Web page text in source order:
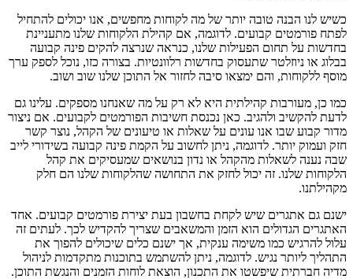
כשיש לנו הבנה טובה יותר של מה לקוחות מחפשים, אנו יכולים להתחיל
לפתח פורמטים קבועים. לדוגמה, אם קהילת הלקוחות שלנו מתעניינת
בחדשות על תחום הפעילות שלנו, כנראה שנרצה להקים פינה קבועה
בבלוג או ניוזלטר שתעסוק בחדשות רלוונטיות. בצורה כזו, נוכל לספק ערך
מוסף ללקוחות, והם ימצאו סיבה לחזור אל התוכן שלנו שוב ושוב.
כמו כן, מעורבות קהילתית היא לא רק על מה שאנחנו מספקים. עלינו גם
לדעת להקשיב ולהגיב. כאן נכנסת חשיבות הפורמטים לקבועים. אם ניצור
מדור קבוע שבו אנו עונים על שאלות או טיעונים של הקהל, נוצר קשר
חזק ועמוק יותר. לדוגמה, ניתן לחשוב על הקמת פינה קבועה בשידורי לייב
שבה נענה לשאלות מהקהל או נדון בנושאים שמעסיקים את קהל
הלקוחות שלנו. זה יכול לחזק את התחושה שהלקוחות שלנו הם חלק
מקהילתנו.
ישנם גם אתגרים שיש לקחת בחשבון בעת יצירת פורמטים קבועים. אחד
האתגרים הגדולים הוא הזמן והמשאבים שצריך להקדיש לכך. לעתים זה
עלול להרגיש כמו משימה ענקית, אך ישנם כלים שיכולים להפוך את
התהליך ליותר נגיש. לדוגמה, ניתן להשתמש בתוכנות מתקדמות לניהול
מדיה חברתית שיפשטו את התכנון, הוצאת לוחות הזמנים והנגשת התוכן.